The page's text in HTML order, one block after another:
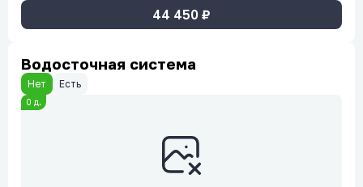
44 450 ₽
0 д.
Водосточная система
Нет Есть